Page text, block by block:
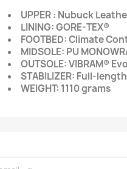
UPPER : Nubuck
LINING: GORE-TEX®
FOOTBED: Climate
MIDSOLE: PU
OUTSOLE: VIBRAM® Evo
STABILIZER: Full-
WEIGHT: 1110 grams